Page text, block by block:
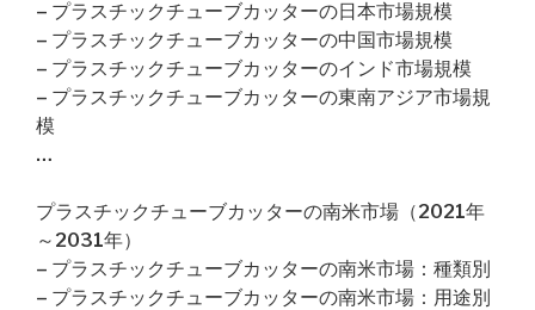
– プラスチックチューブカッターの日本市場規模
– プラスチックチューブカッターの中国市場規模
– プラスチックチューブカッターのインド市場規模
– プラスチックチューブカッターの東南アジア市場規
模
…
プラスチックチューブカッターの南米市場（2021年
～2031年）
– プラスチックチューブカッターの南米市場：種類別
– プラスチックチューブカッターの南米市場：用途別